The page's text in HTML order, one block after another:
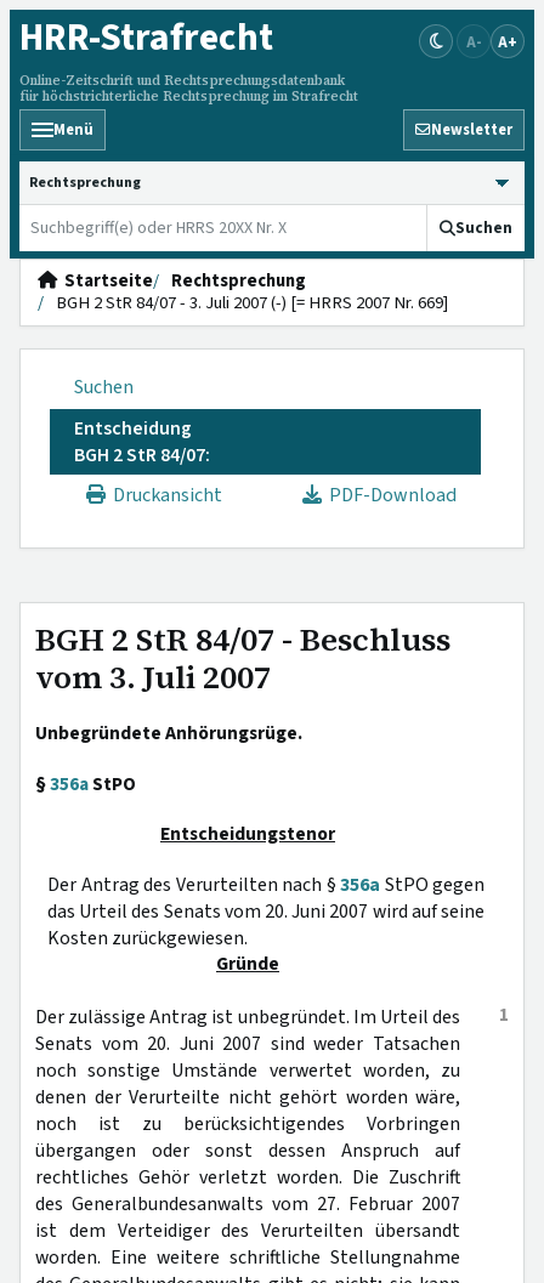
HRR-Strafrecht
Online-Zeitschrift und Rechtsprechungsdatenbank
für höchstrichterliche Rechtsprechung im Strafrecht
A- A+
Menü Newsletter
HRRS durchsuchen
Suchen
Startseite
Rechtsprechung
BGH 2 StR 84/07 - 3. Juli 2007 (-) [= HRRS 2007 Nr. 669]
Suchen
Entscheidung
BGH 2 StR 84/07:
Druckansicht
PDF-Download
BGH 2 StR 84/07 - Beschluss
vom 3. Juli 2007
Unbegründete Anhörungsrüge.
§356aStPO
Entscheidungstenor
Der Antrag des Verurteilten nach §356a StPO gegen
das Urteil des Senats vom 20. Juni 2007 wird auf seine
Kosten zurückgewiesen.
Gründe
1
Der zulässige Antrag ist unbegründet. Im Urteil des
Senats vom 20. Juni 2007 sind weder Tatsachen
noch sonstige Umstände verwertet worden, zu
denen der Verurteilte nicht gehört worden wäre,
noch ist zu berücksichtigendes Vorbringen
übergangen oder sonst dessen Anspruch auf
rechtliches Gehör verletzt worden. Die Zuschrift
des Generalbundesanwalts vom 27. Februar 2007
ist dem Verteidiger des Verurteilten übersandt
worden. Eine weitere schriftliche Stellungnahme